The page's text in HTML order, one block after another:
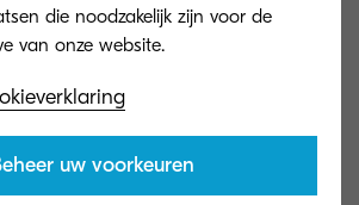
pagina's per minuut in
A4/A3 in zwart
die noodzakelijk zijn voor de
uw voorkeuren